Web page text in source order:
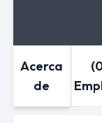
Acerca
de